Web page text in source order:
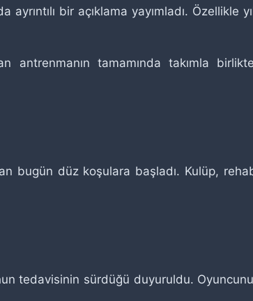
bir açıklama yayımladı. Özellikle
antrenmanın tamamında takımla
bugün düz koşulara başladı. Kulüp,
tedavisinin sürdüğü duyuruldu.